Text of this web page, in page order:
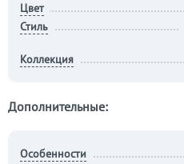
Цвет
Стиль
Коллекция
Дополнительные:
Особенности